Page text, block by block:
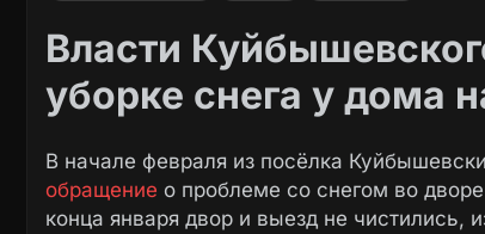
Власти
уборке снега у дома
В начале февраля из посёлка
обращение о проблеме со снегом во
конца января двор и выезд не